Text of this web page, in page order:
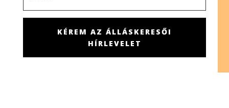
KÉREM AZ ÁLLÁSKERESŐI
HÍRLEVELET